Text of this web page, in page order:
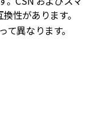
性があります。
異なります。